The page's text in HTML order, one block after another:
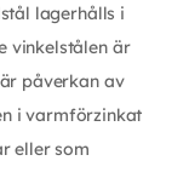
lagerhålls i
vinkelstålen är
påverkan av
i varmförzinkat
eller som